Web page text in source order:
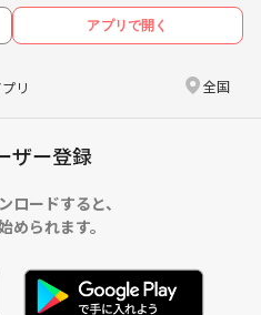
アプリで開く
リ 全国
ザー登録
ロードすると、
められます。